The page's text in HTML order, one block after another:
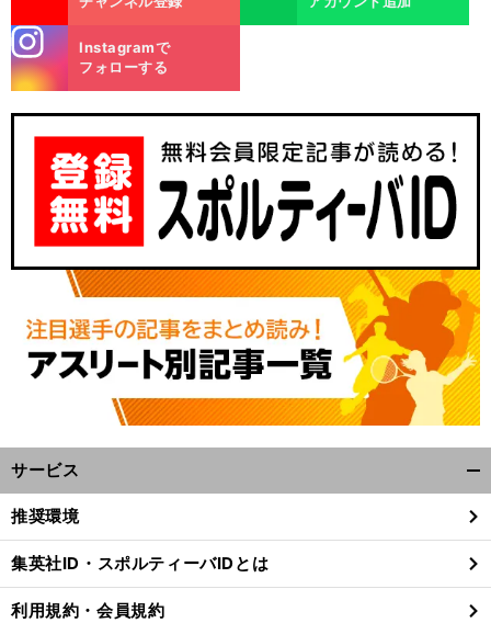
ウ
マ娘の人気キャラで振り返るジャパンカップの名勝負
。
世界レベルのマッチレースに競馬ファンは熱狂した
m
Instagramで
フォローする
サービス
閉
る
推奨環境
集英社ID・スポルティーバIDとは
利用規約・会員規約